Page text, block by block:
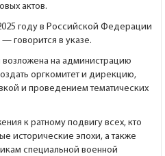
актов.
году в Российской Федерации
— говорится в указе.
на администрацию
оргкомитет и дирекцию,
и проведением тематических
к ратному подвигу всех, кто
исторические эпохи, а также
специальной военной